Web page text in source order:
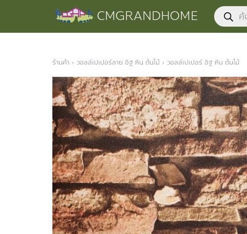
content
CMGRANDHOME Products
search
ร้านค้า › วอลล์เปเปอร์ลาย อิฐ หิน ต้นไม้› วอลล์เปเปอร์ อิฐ หิน ต้นไม้